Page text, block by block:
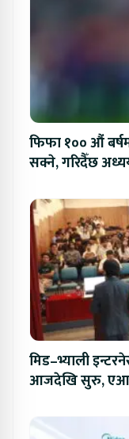
फिफा १०० औं
सक्ने, गरिदैँछ
मिड–भ्याली
आजदेखि सुरु,